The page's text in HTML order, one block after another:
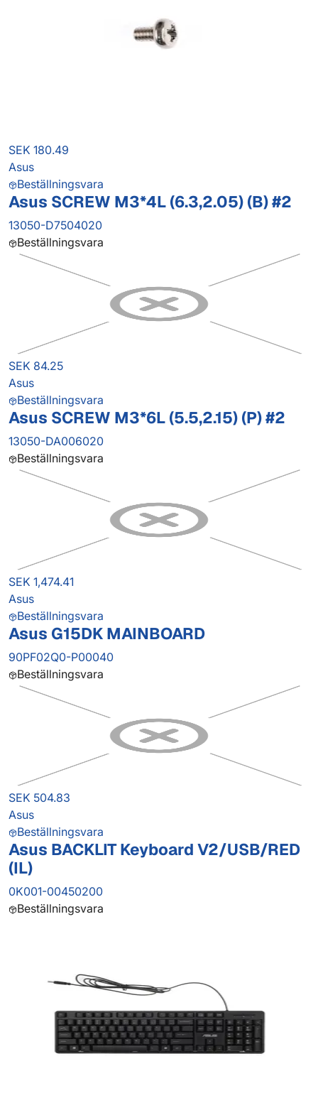
SEK 180.49
Asus
Beställningsvara
Asus SCREW M3*4L (6.3,2.05) (B) #2
13050-D7504020
Beställningsvara
SEK 84.25
Asus
Beställningsvara
Asus SCREW M3*6L (5.5,2.15) (P) #2
13050-DA006020
Beställningsvara
SEK 1,474.41
Asus
Beställningsvara
Asus G15DK MAINBOARD
90PF02Q0-P00040
Beställningsvara
SEK 504.83
Asus
Beställningsvara
Asus BACKLIT Keyboard V2/USB/RED
(IL)
0K001-00450200
Beställningsvara